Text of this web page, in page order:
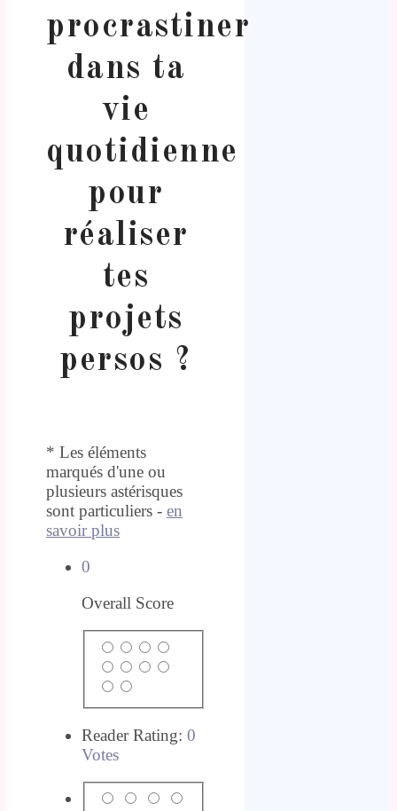
procrastiner
dans ta
vie
quotidienne
pour
réaliser
tes
projets
persos ?
* Les éléments
marqués d'une ou
plusieurs astérisques
sont particuliers - en
savoir plus
0
Overall Score
Reader Rating: 0
Votes